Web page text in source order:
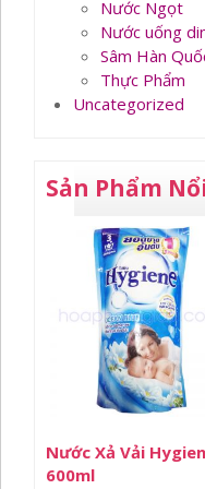
Nước Ngọt
Nước uống
Sâm Hàn
Thực Phẩm
Uncategorized
Sản Phẩm
Nước Xả Vải
600ml